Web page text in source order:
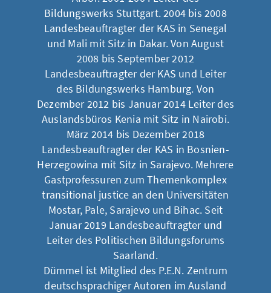
Bildungswerks Stuttgart. 2004 bis 2008
Landesbeauftragter der KAS in Senegal
und Mali mit Sitz in Dakar. Von August
2008 bis September 2012
Landesbeauftragter der KAS und Leiter
des Bildungswerks Hamburg. Von
Dezember 2012 bis Januar 2014 Leiter des
Auslandsbüros Kenia mit Sitz in Nairobi.
März 2014 bis Dezember 2018
Landesbeauftragter der KAS in Bosnien-
Herzegowina mit Sitz in Sarajevo. Mehrere
Gastprofessuren zum Themenkomplex
transitional justice an den Universitäten
Mostar, Pale, Sarajevo und Bihac. Seit
Januar 2019 Landesbeauftragter und
Leiter des Politischen Bildungsforums
Saarland.
Dümmel ist Mitglied des P.E.N. Zentrum
deutschsprachiger Autoren im Ausland